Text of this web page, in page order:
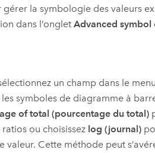
gérer la symbologie des valeurs
dans l’ongletAdvanced
un champ dans le
symboles de diagramme à
of total (pourcentage du total)
ou choisissez log (journal)
valeur. Cette méthode peut